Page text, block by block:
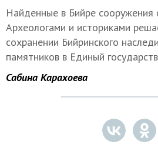
Найденные в Бийре сооружения
Археологами и историками
сохранении Бийринского
памятников в Единый
Сабина Карахоева